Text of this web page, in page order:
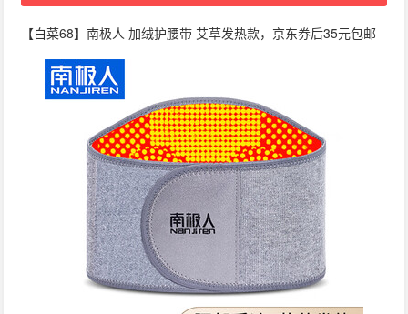
【白菜68】南极人 加绒护腰带 艾草发热款，京东券后35元包邮